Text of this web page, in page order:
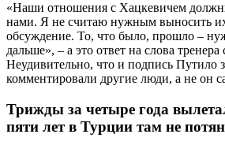
«Наши отношения с Хацкевичем
нами. Я не считаю нужным выносить
обсуждение. То, что было, прошло –
дальше», – а это ответ на слова тренера
Неудивительно, что и подпись Путило
комментировали другие люди, а не он
Трижды за четыре года
пяти лет в Турции там не